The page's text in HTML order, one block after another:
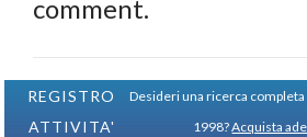
comment.
REGISTRO
ATTIVITA'
Desideri una ricerca
1998?Acquista